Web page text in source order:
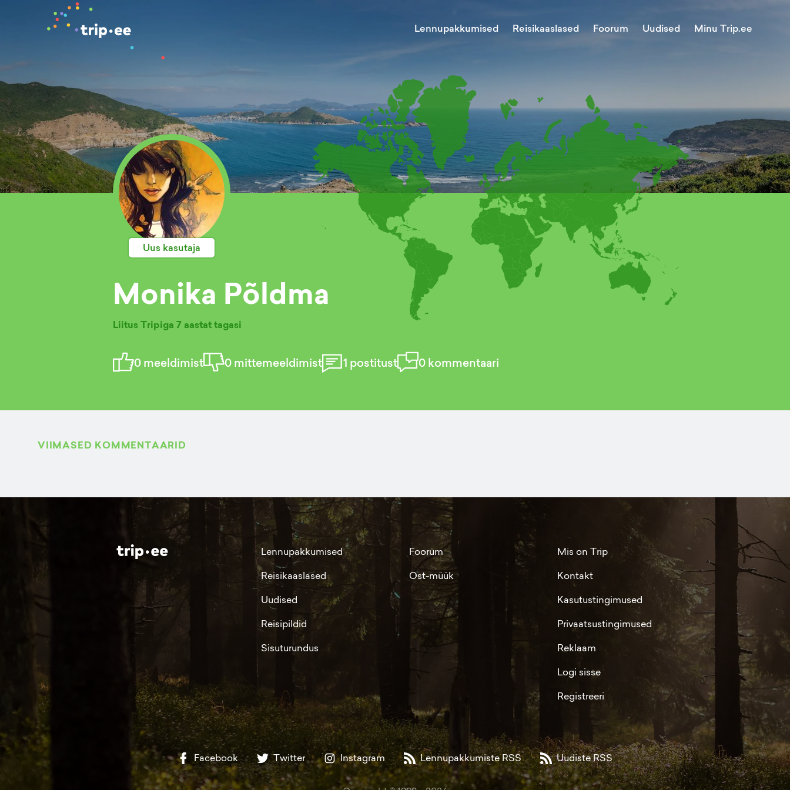
Lennupakkumised Reisikaaslased Foorum Uudised Minu Trip.ee
Uus kasutaja
Monika Põldma
Liitus Tripiga 7 aastat tagasi
0meeldimist 0mittemeeldimist 1 postitust 0kommentaari
VIIMASED KOMMENTAARID
Lennupakkumised
Reisikaaslased
Uudised
Reisipildid
Sisuturundus
Foorum
Ost-müük
Mis on Trip
Kontakt
Kasutustingimused
Privaatsustingimused
Reklaam
Logi sisse
Registreeri
Facebook Twitter Instagram Lennupakkumiste RSS Uudiste RSS